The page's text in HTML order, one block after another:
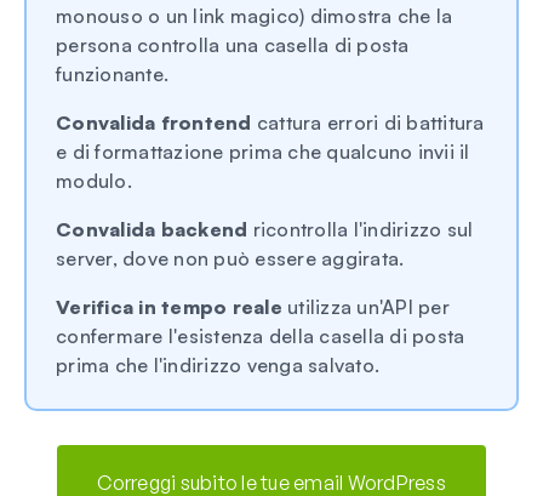
monouso o un link magico) dimostra che la
persona controlla una casella di posta
funzionante.
Convalida frontend cattura errori di battitura
e di formattazione prima che qualcuno invii il
modulo.
Convalida backend ricontrolla l'indirizzo sul
server, dove non può essere aggirata.
Verifica in tempo reale utilizza un'API per
confermare l'esistenza della casella di posta
prima che l'indirizzo venga salvato.
Correggi subito le tue email WordPress